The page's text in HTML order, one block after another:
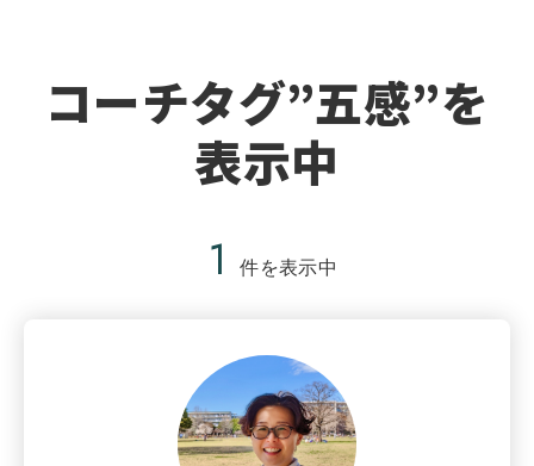
コーチタグ”五感”を
表示中
1 件を表示中